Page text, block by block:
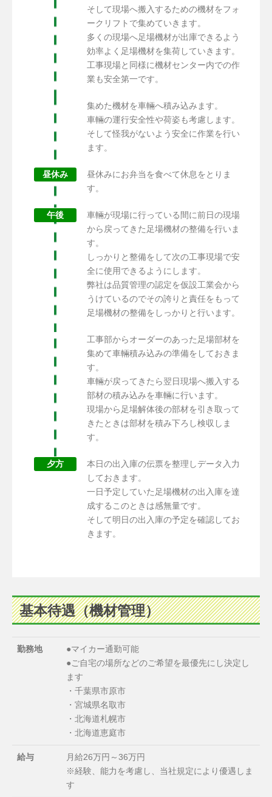
そして現場へ搬入するための機材をフォ
ークリフトで集めていきます。
多くの現場へ足場機材が出庫できるよう
効率よく足場機材を集荷していきます。
工事現場と同様に機材センター内での作
業も安全第一です。
集めた機材を車輛へ積み込みます。
車輛の運行安全性や荷姿も考慮します。
そして怪我がないよう安全に作業を行い
ます。
昼休み
昼休みにお弁当を食べて休息をとりま
す。
午後
車輛が現場に行っている間に前日の現場
から戻ってきた足場機材の整備を行いま
す。
しっかりと整備をして次の工事現場で安
全に使用できるようにします。
弊社は品質管理の認定を仮設工業会から
うけているのでその誇りと責任をもって
足場機材の整備をしっかりと行います。
工事部からオーダーのあった足場部材を
集めて車輛積み込みの準備をしておきま
す。
車輛が戻ってきたら翌日現場へ搬入する
部材の積み込みを車輛に行います。
現場から足場解体後の部材を引き取って
きたときは部材を積み下ろし検収しま
す。
夕方
本日の出入庫の伝票を整理しデータ入力
しておきます。
一日予定していた足場機材の出入庫を達
成するこのときは感無量です。
そして明日の出入庫の予定を確認してお
きます。
基本待遇（機材管理）
勤務地
●マイカー通勤可能
●ご自宅の場所などのご希望を最優先にし決定し
ます
・千葉県市原市
・宮城県名取市
・北海道札幌市
・北海道恵庭市
給与
月給26万円～36万円
※経験、能力を考慮し、当社規定により優遇しま
す